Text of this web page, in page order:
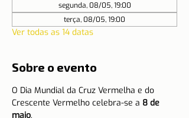
segunda, 08/05, 19:00
terça, 08/05, 19:00
Ver todas as 14 datas
Sobre o evento
O Dia Mundial da Cruz Vermelha e do
Crescente Vermelho celebra-se a 8 de
maio.